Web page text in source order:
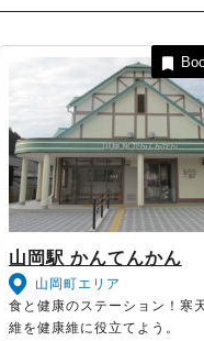
山岡駅 かんてんかん
山岡町エリア
食と健康のステーション！寒
維を健康維に役立てよう。